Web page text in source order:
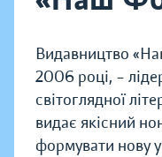
Видавництво
2006 році, –
світоглядної
видає якісний
формувати нову